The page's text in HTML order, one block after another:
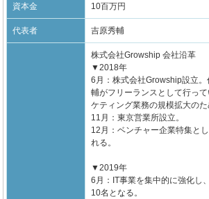
資本金 10百万円
代表者 吉原秀輔
株式会社Growship 会社沿革
▼2018年
6月：株式会社Growship設立
輔がフリーランスとして行っ
ケティング業務の規模拡大のた
11月：東京営業所設立。
12月：ベンチャー企業特集と
れる。
▼2019年
6月：IT事業を集中的に強化し
10名となる。